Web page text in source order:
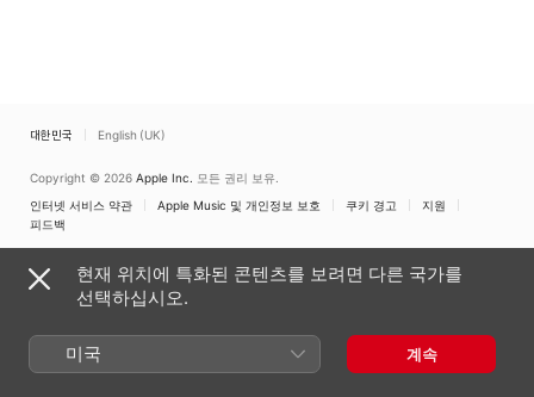
대한민국 English (UK)
Copyright © 2026 Apple Inc. 모든 권리 보유.
인터넷 서비스 약관
Apple Music 및 개인정보 보호 쿠키 경고
지원
피드백
현재 위치에 특화된 콘텐츠를 보려면 다른 국가를
선택하십시오.
미국 계속